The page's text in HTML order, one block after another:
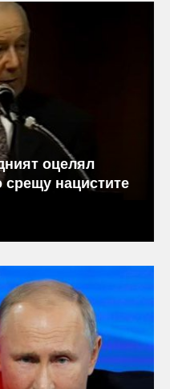
оцелял
срещу нацистите